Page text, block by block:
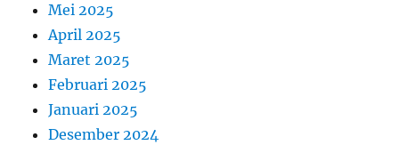
Mei 2025
April 2025
Maret 2025
Februari 2025
Januari 2025
Desember 2024